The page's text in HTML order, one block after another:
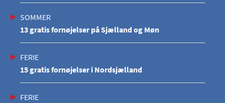
SOMMER
13 gratis fornøjelser på Sjælland og Møn
FERIE
15 gratis fornøjelser i Nordsjælland
FERIE